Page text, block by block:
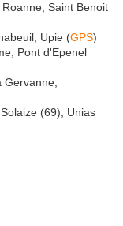
Saint Benoit
Upie (GPS)
Pont d'Epenel
(69), Unias